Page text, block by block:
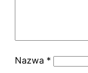
Nazwa *